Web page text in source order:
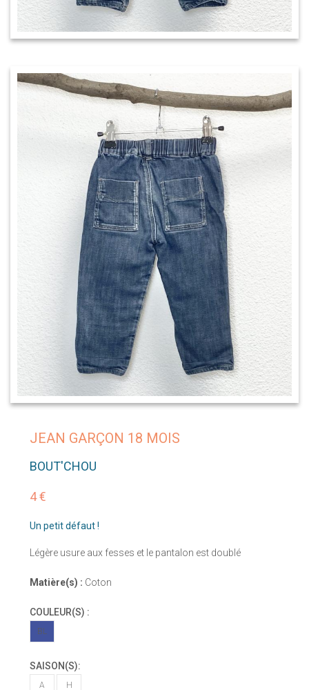
JEAN GARÇON 18 MOIS
BOUT'CHOU
4 €
Un petit défaut !
Légère usure aux fesses et le pantalon est doublé
Matière(s) : Coton
COULEUR(S) :
BL
SAISON(S):
A H